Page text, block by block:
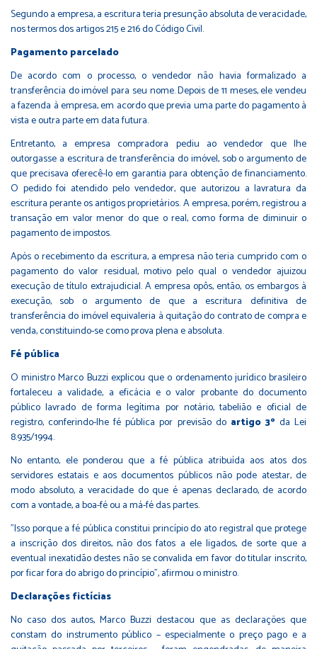
Segundo a empresa, a escritura teria presunção absoluta de veracidade,
nos termos dos artigos 215 e 216 do Código Civil.
Pagamento ​​parcelado
De acordo com o processo, o vendedor não havia formalizado a
transferência do imóvel para seu nome. Depois de 11 meses, ele vendeu
a fazenda à empresa, em acordo que previa uma parte do pagamento à
vista e outra parte em data futura.
Entretanto, a empresa compradora pediu ao vendedor que lhe
outorgasse a escritura de transferência do imóvel, sob o argumento de
que precisava oferecê-lo em garantia para obtenção de financiamento.
O pedido foi atendido pelo vendedor, que autorizou a lavratura da
escritura perante os antigos proprietários. A empresa, porém, registrou a
transação em valor menor do que o real, como forma de diminuir o
pagamento de impostos.
Após o recebimento da escritura, a empresa não teria cumprido com o
pagamento do valor residual, motivo pelo qual o vendedor ajuizou
execução de título extrajudicial. A empresa opôs, então, os embargos à
execução, sob o argumento de que a escritura definitiva de
transferência do imóvel equivaleria à quitação do contrato de compra e
venda, constituindo-se como prova plena e absoluta.
Fé pública
O ministro Marco Buzzi explicou que o ordenamento jurídico brasileiro
fortaleceu a validade, a eficácia e o valor probante do documento
público lavrado de forma legítima por notário, tabelião e oficial de
registro, conferindo-lhe fé pública por previsão do artigo 3º da Lei
8.935/1994.
No entanto, ele ponderou que a fé pública atribuída aos atos dos
servidores estatais e aos documentos públicos não pode atestar, de
modo absoluto, a veracidade do que é apenas declarado, de acordo
com a vontade, a boa-fé ou a má-fé das partes.
"Isso porque a fé pública constitui princípio do ato registral que protege
a inscrição dos direitos, não dos fatos a ele ligados, de sorte que a
eventual inexatidão destes não se convalida em favor do titular inscrito,
por ficar fora do abrigo do princípio", afirmou o ministro.
Declarações fictícias
No caso dos autos, Marco Buzzi destacou que as declarações que
constam do instrumento público – especialmente o preço pago e a